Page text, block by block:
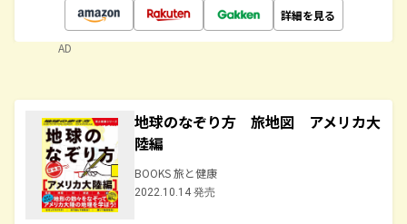
詳細を見る
AD
地球のなぞり方 旅地図 アメリカ大
陸編
BOOKS 旅と健康
2022.10.14 発売